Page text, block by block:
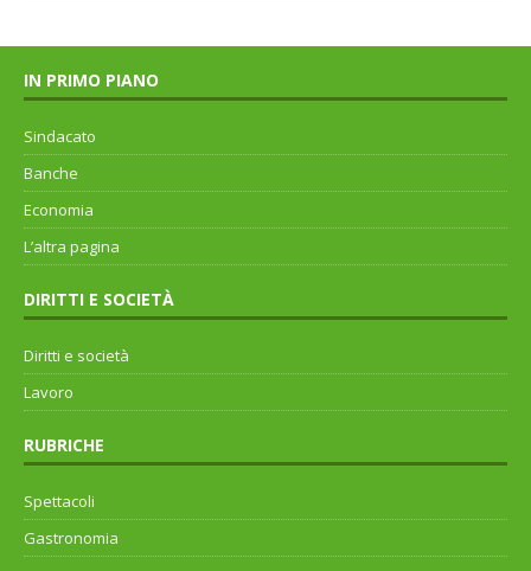
IN PRIMO PIANO
Sindacato
Banche
Economia
L’altra pagina
DIRITTI E SOCIETÀ
Diritti e società
Lavoro
RUBRICHE
Spettacoli
Gastronomia